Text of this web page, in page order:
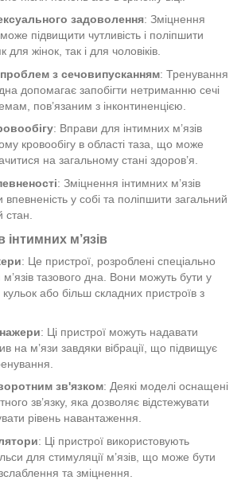
задоволення: Зміцнення
може підвищити чутливість і поліпшити
для жінок, так і для чоловіків.
з сечовипусканням: Тренування
дна допомагає запобігти нетриманню сечі
пов’язаним з інконтиненцією.
: Вправи для інтимних м’язів
кровообігу в області таза, що може
на загальному стані здоров’я.
: Зміцнення інтимних м’язів
у собі та поліпшити загальний
стан.
інтимних м’язів
: Це пристрої, розроблені спеціально
тазового дна. Вони можуть бути у
кульок або більш складних пристроїв з
: Ці пристрої можуть надавати
на м’язи завдяки вібрації, що підвищує
зв'язком: Деякі моделі оснащені
зв’язку, яка дозволяє відстежувати
рівень навантаження.
: Ці пристрої використовують
для стимуляції м’язів, що може бути
та зміцнення.